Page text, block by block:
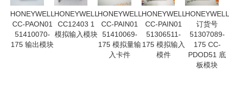
HONEYWELL
CC-PAON01
51410070-
175 输出模块
HONEYWELL
CC12403 1
模拟输入模块
HONEYWELL
CC-PAIN01
51410069-
175 模拟量输
入卡件
HONEYWELL
CC-PAIN01
51306511-
175 模拟输入
模件
订货号
51307089-
175 CC-
PDOD51 底
板模块